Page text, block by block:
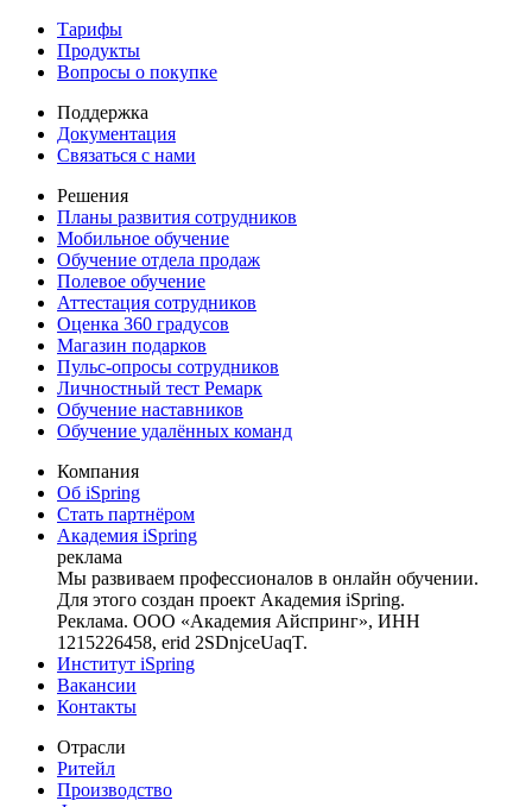
Тарифы
Продукты
Вопросы о покупке
Поддержка
Документация
Связаться с нами
Решения
Планы развития сотрудников
Мобильное обучение
Обучение отдела продаж
Полевое обучение
Аттестация сотрудников
Оценка 360 градусов
Магазин подарков
Пульс-опросы сотрудников
Личностный тест Ремарк
Обучение наставников
Обучение удалённых команд
Компания
Об iSpring
Стать партнёром
Академия iSpring
реклама
Мы развиваем профессионалов в онлайн обучении.
Для этого создан проект Академия iSpring.
Реклама. ООО «Академия Айспринг», ИНН
1215226458, erid 2SDnjceUaqT.
Институт iSpring
Вакансии
Контакты
Отрасли
Ритейл
Производство